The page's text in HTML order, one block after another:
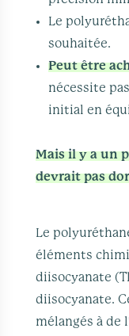
Le
souhaitée.
Peut être
nécessite
initial en
Mais il y a un
devrait pas
Le
éléments
diisocyanate
diisocyanate.
mélangés à de